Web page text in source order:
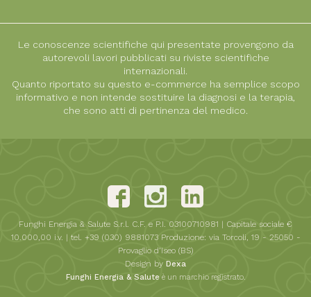
Le conoscenze scientifiche qui presentate provengono da
autorevoli lavori pubblicati su riviste scientifiche
internazionali.
Quanto riportato su questo e-commerce ha semplice scopo
informativo e non intende sostituire la diagnosi e la terapia,
che sono atti di pertinenza del medico.
Funghi Energia & Salute S.r.l. C.F. e P.I. 03100710981 | Capitale sociale €
10.000,00 i.v. | tel. +39 (030) 9881073 Produzione: via Torcoli, 19 - 25050 -
Provaglio d’Iseo (BS)
Design by Dexa
Funghi Energia & Salute è un marchio registrato.